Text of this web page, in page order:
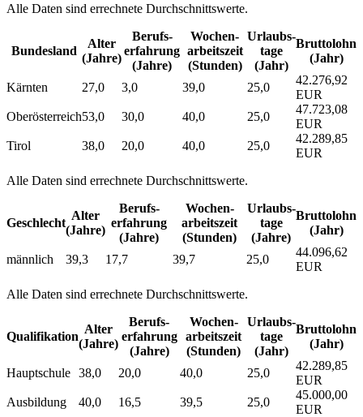
Alle Daten sind errechnete Durchschnittswerte.
Bundesland
Alter
(Jahre)
Berufs­
erfahrung
(Jahre)
Wochen­
arbeitszeit
(Stunden)
Urlaubs­
tage
(Jahr)
Bruttolohn
(Jahr)
Kärnten 27,0 3,0 39,0 25,0
42.276,92
EUR
Oberösterreich53,0 30,0 40,0 25,0
47.723,08
EUR
Tirol
38,0 20,0 40,0 25,0
42.289,85
EUR
Alle Daten sind errechnete Durchschnittswerte.
Geschlecht
Alter
(Jahre)
Berufs­
erfahrung
(Jahre)
Wochen­
arbeitszeit
(Stunden)
Urlaubs­
tage
(Jahre)
Bruttolohn
(Jahr)
männlich 39,3 17,7 39,7 25,0
44.096,62
EUR
Alle Daten sind errechnete Durchschnittswerte.
Qualifikation
Alter
(Jahre)
Berufs­
erfahrung
(Jahre)
Wochen­
arbeitszeit
(Stunden)
Urlaubs­
tage
(Jahr)
Bruttolohn
(Jahr)
Hauptschule 38,0 20,0 40,0 25,0
42.289,85
EUR
Ausbildung
40,0 16,5 39,5 25,0
45.000,00
EUR